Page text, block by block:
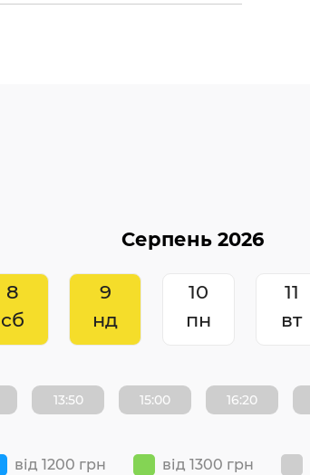
8
сб
9
нд
10
пн
11
вт
13:50 15:00 16:20
від 1200 грн від 1300 грн